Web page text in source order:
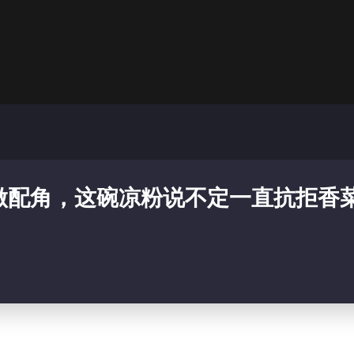
角，这碗凉粉说不定一直抗拒香